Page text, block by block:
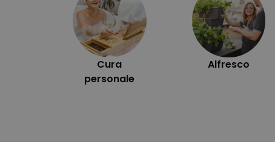
Cura
personale
Alfresco